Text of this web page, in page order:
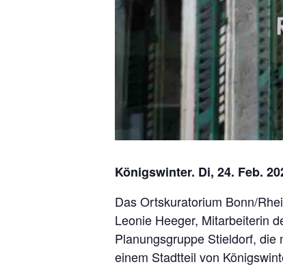
Königswinter. Di, 24. Feb.
Das Ortskuratorium Bonn/
Leonie Heeger, Mitarbeiterin
Planungsgruppe Stieldorf,
einem Stadtteil von